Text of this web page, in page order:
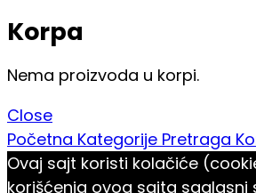
Korpa
Nema proizvoda u korpi.
Close
Početna Kategorije Pretraga
Ovaj sajt koristi kolačiće
korišćenja ovog sajta saglasni